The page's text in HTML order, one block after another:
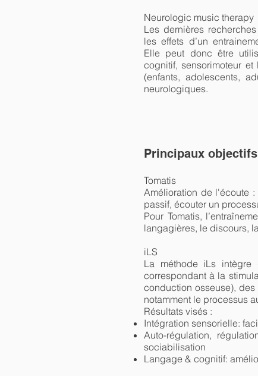
Neurologic music therapy
Les dernières
les effets d’un
Elle peut donc être
cognitif, sensorimoteur
(enfants, adolescents,
neurologiques.
Principaux
Tomatis
Amélioration de l'écoute :
passif, écouter un
Pour Tomatis,
langagières, le discours,
iLS
La méthode iLs intègre
correspondant à la
conduction osseuse),
notamment le processus
Résultats visés :
Intégration sensorielle:
Auto-régulation,
sociabilisation
Langage & cognitif: